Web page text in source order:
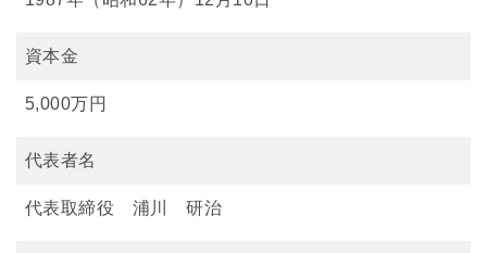
資本金
5,000万円
代表者名
代表取締役 浦川 研治